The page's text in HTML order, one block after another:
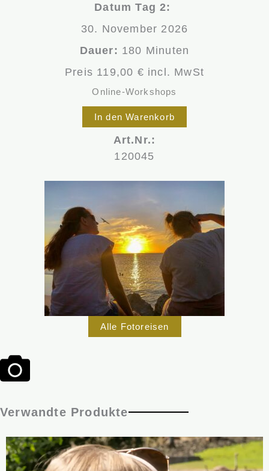
Datum Tag 2:
30. November 2026
Dauer: 180 Minuten
Preis 119,00 € incl. MwSt
Online-Workshops
In den Warenkorb
Art.Nr.:
120045
Alle Fotoreisen
Verwandte Produkte